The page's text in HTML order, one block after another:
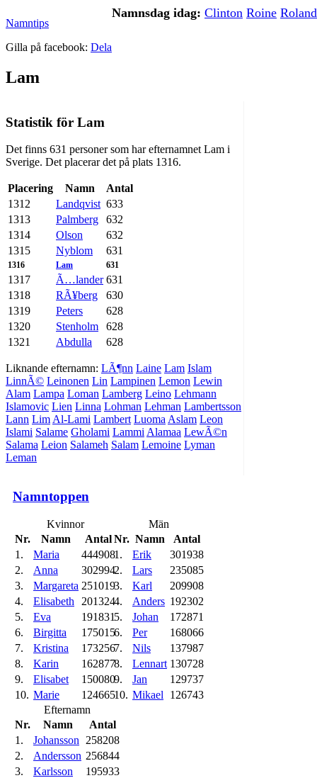
Namntips
Gilla på facebook: Dela
Namnsdag idag: Clinton Roine Roland
Lam
Statistik för Lam
Det finns 631 personer som har efternamnet Lam i
Sverige. Det placerar det på plats 1316.
Placering Namn
Antal
1312
Landqvist 633
1313
Palmberg
632
1314
Olson
632
1315
Nyblom 631
1316 Lam 631
1317 Ã…lander 631
1318
RÃ¥berg
630
1319
Peters
628
1320
Stenholm
628
1321
Abdulla 628
Liknande efternamn: LÃ¶nn Laine Lam Islam
LinnÃ© Leinonen Lin Lampinen Lemon Lewin
Alam Lampa Loman Lamberg Leino Lehmann
Islamovic Lien Linna Lohman Lehman Lambertsson
Lann Lim Al-Lami Lambert Luoma Aslam Leon
Islami Salame Gholami Lammi Alamaa LewÃ©n
Salama Leion Salameh Salam Lemoine Lyman
Leman
Namntoppen
Kvinnor
Nr.
Namn
Antal
1.
Maria
444908
2.
Anna
302994
3.
Margareta 251019
4.
Elisabeth
201324
5.
Eva
191831
6.
Birgitta
175015
7.
Kristina
173256
8.
Karin
162877
9.
Elisabet
150080
10. Marie 124665
Män
Nr. Namn
Antal
1.
Erik
301938
2.
Lars
235085
3.
Karl
209908
4.
Anders 192302
5.
Johan
172871
6.
Per
168066
7.
Nils
137987
8.
Lennart 130728
9.
Jan
129737
10. Mikael
126743
Efternamn
Nr.
Namn
Antal
1.
Johansson
258208
2.
Andersson 256844
3.
Karlsson
195933